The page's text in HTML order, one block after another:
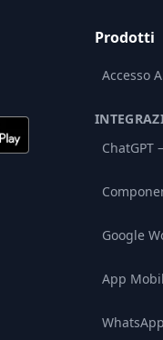
Prodotti
Accesso
ChatGPT
Google
App